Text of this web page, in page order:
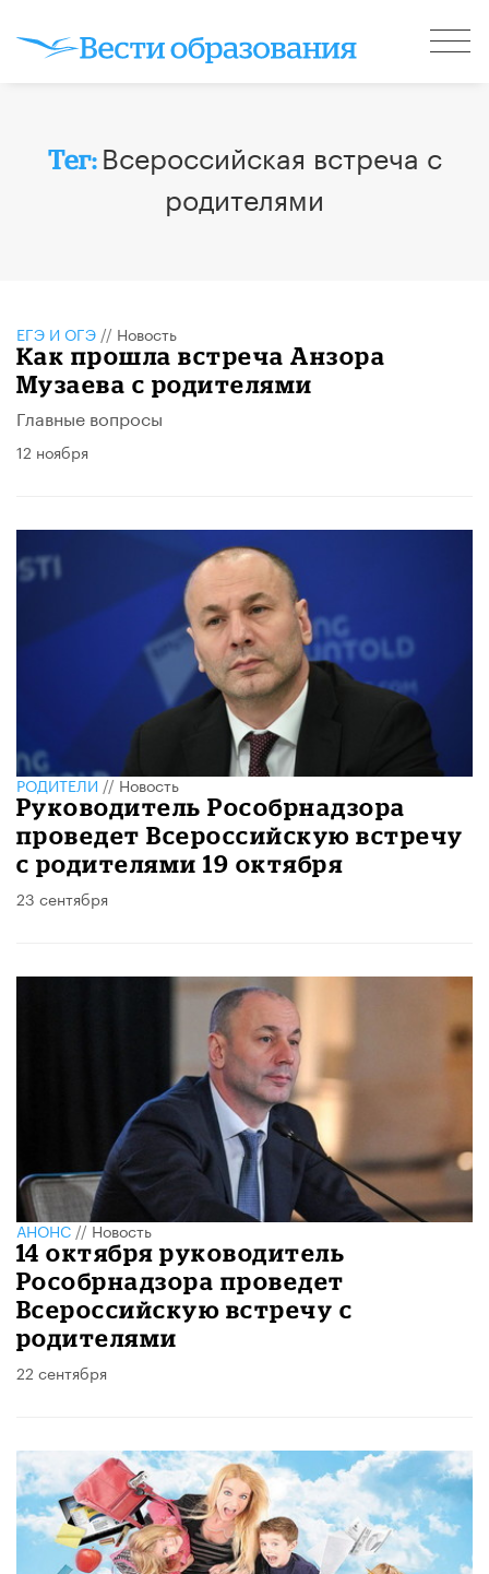
Тег: Всероссийская встреча с
родителями
ЕГЭ И ОГЭ // Новость
Как прошла встреча Анзора
Музаева с родителями
Главные вопросы
12 ноября
РОДИТЕЛИ//Новость
Руководитель Рособрнадзора
проведет Всероссийскую встречу
с родителями 19 октября
23 сентября
АНОНС//Новость
14 октября руководитель
Рособрнадзора проведет
Всероссийскую встречу с
родителями
22 сентября